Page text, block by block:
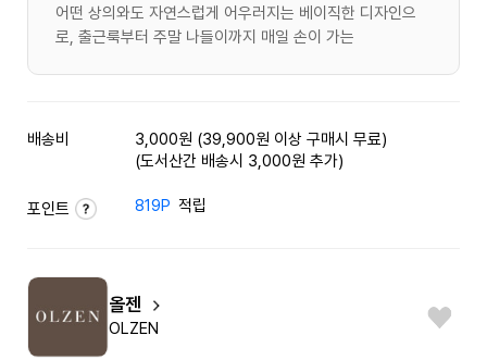
어떤 상의와도 자연스럽게 어우러지는 베이직한 디자인으
로, 출근룩부터 주말 나들이까지 매일 손이 가는
배송비
3,000원 (39,900원 이상 구매시 무료)
(도서산간 배송시 3,000원 추가)
포인트 819P 적립
올젠
OLZEN